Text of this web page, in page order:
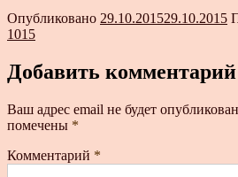
Опубликовано 29.10.201529.10.2015
1015
Добавить комментарий
Ваш адрес email не будет
помечены *
Комментарий *